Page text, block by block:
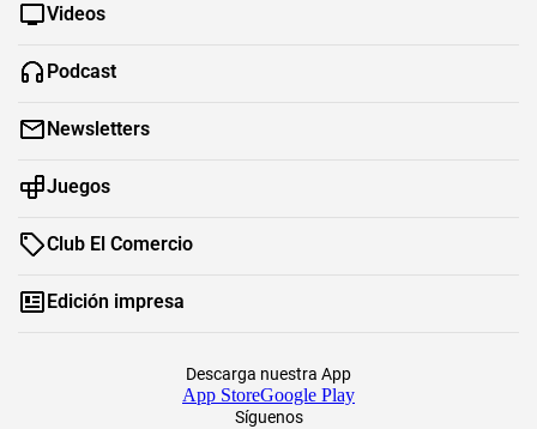
Videos
Podcast
Newsletters
Juegos
Club El Comercio
Edición impresa
Síguenos
Descarga nuestra App
App StoreGoogle Play